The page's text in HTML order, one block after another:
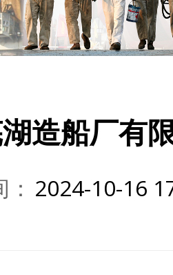
造船厂有
2024-10-16